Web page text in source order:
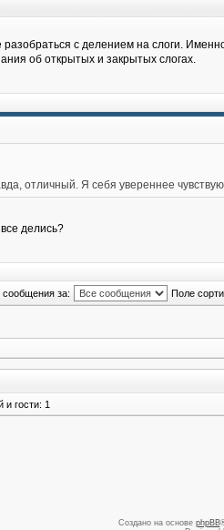
с делением на слоги.
об открытых и закрытых слогах.
отличный. Я себя увереннее
делись?
сообщения за: Поле
гости: 1
Создано на основе phpBB